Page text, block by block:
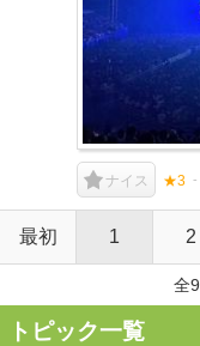
ナイス ★3
最初 1 2
全
トピック一覧